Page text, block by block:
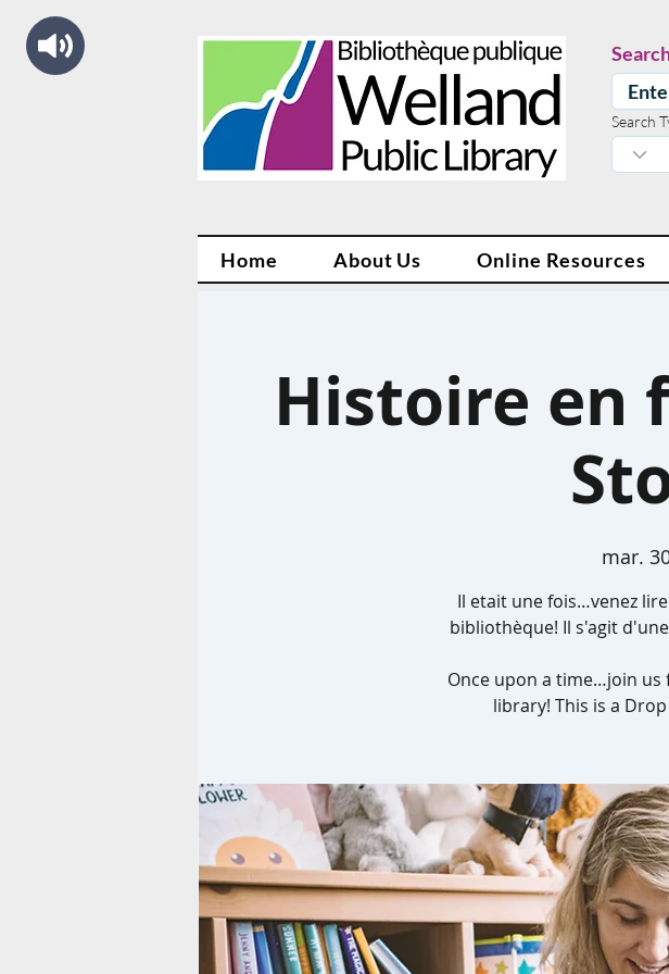
Search
Home About Us Online Resources
Histoire en
mar.
Il etait une fois…venez
bibliothèque! Il s'agit
Once upon a time…join us
library! This is a